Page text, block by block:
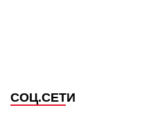
СОЦ.СЕТИ